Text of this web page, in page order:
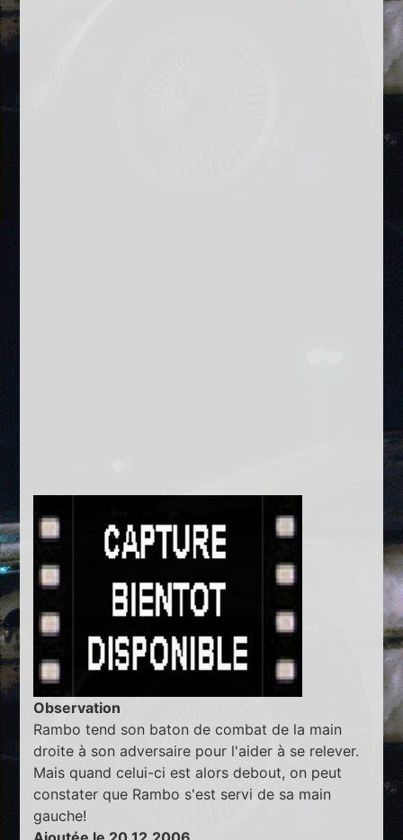
Observation
Rambo tend son baton de combat de la main
droite à son adversaire pour l'aider à se relever.
Mais quand celui-ci est alors debout, on peut
constater que Rambo s'est servi de sa main
gauche!